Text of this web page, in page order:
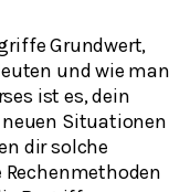
Grundwert,
und wie man
ist es, dein
Situationen
dir solche